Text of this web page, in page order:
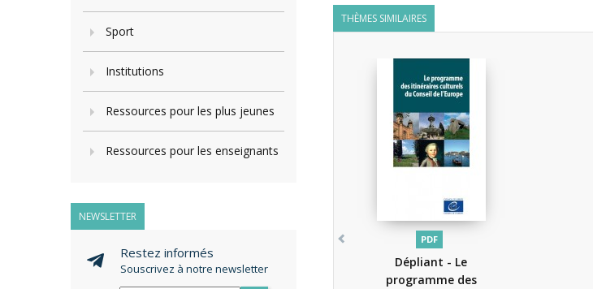
Sport
Institutions
Ressources pour les plus jeunes
Ressources pour les enseignants
NEWSLETTER
Restez informés
Souscrivez à notre newsletter
THÈMES SIMILAIRES
PDF
Dépliant - Le
programme des